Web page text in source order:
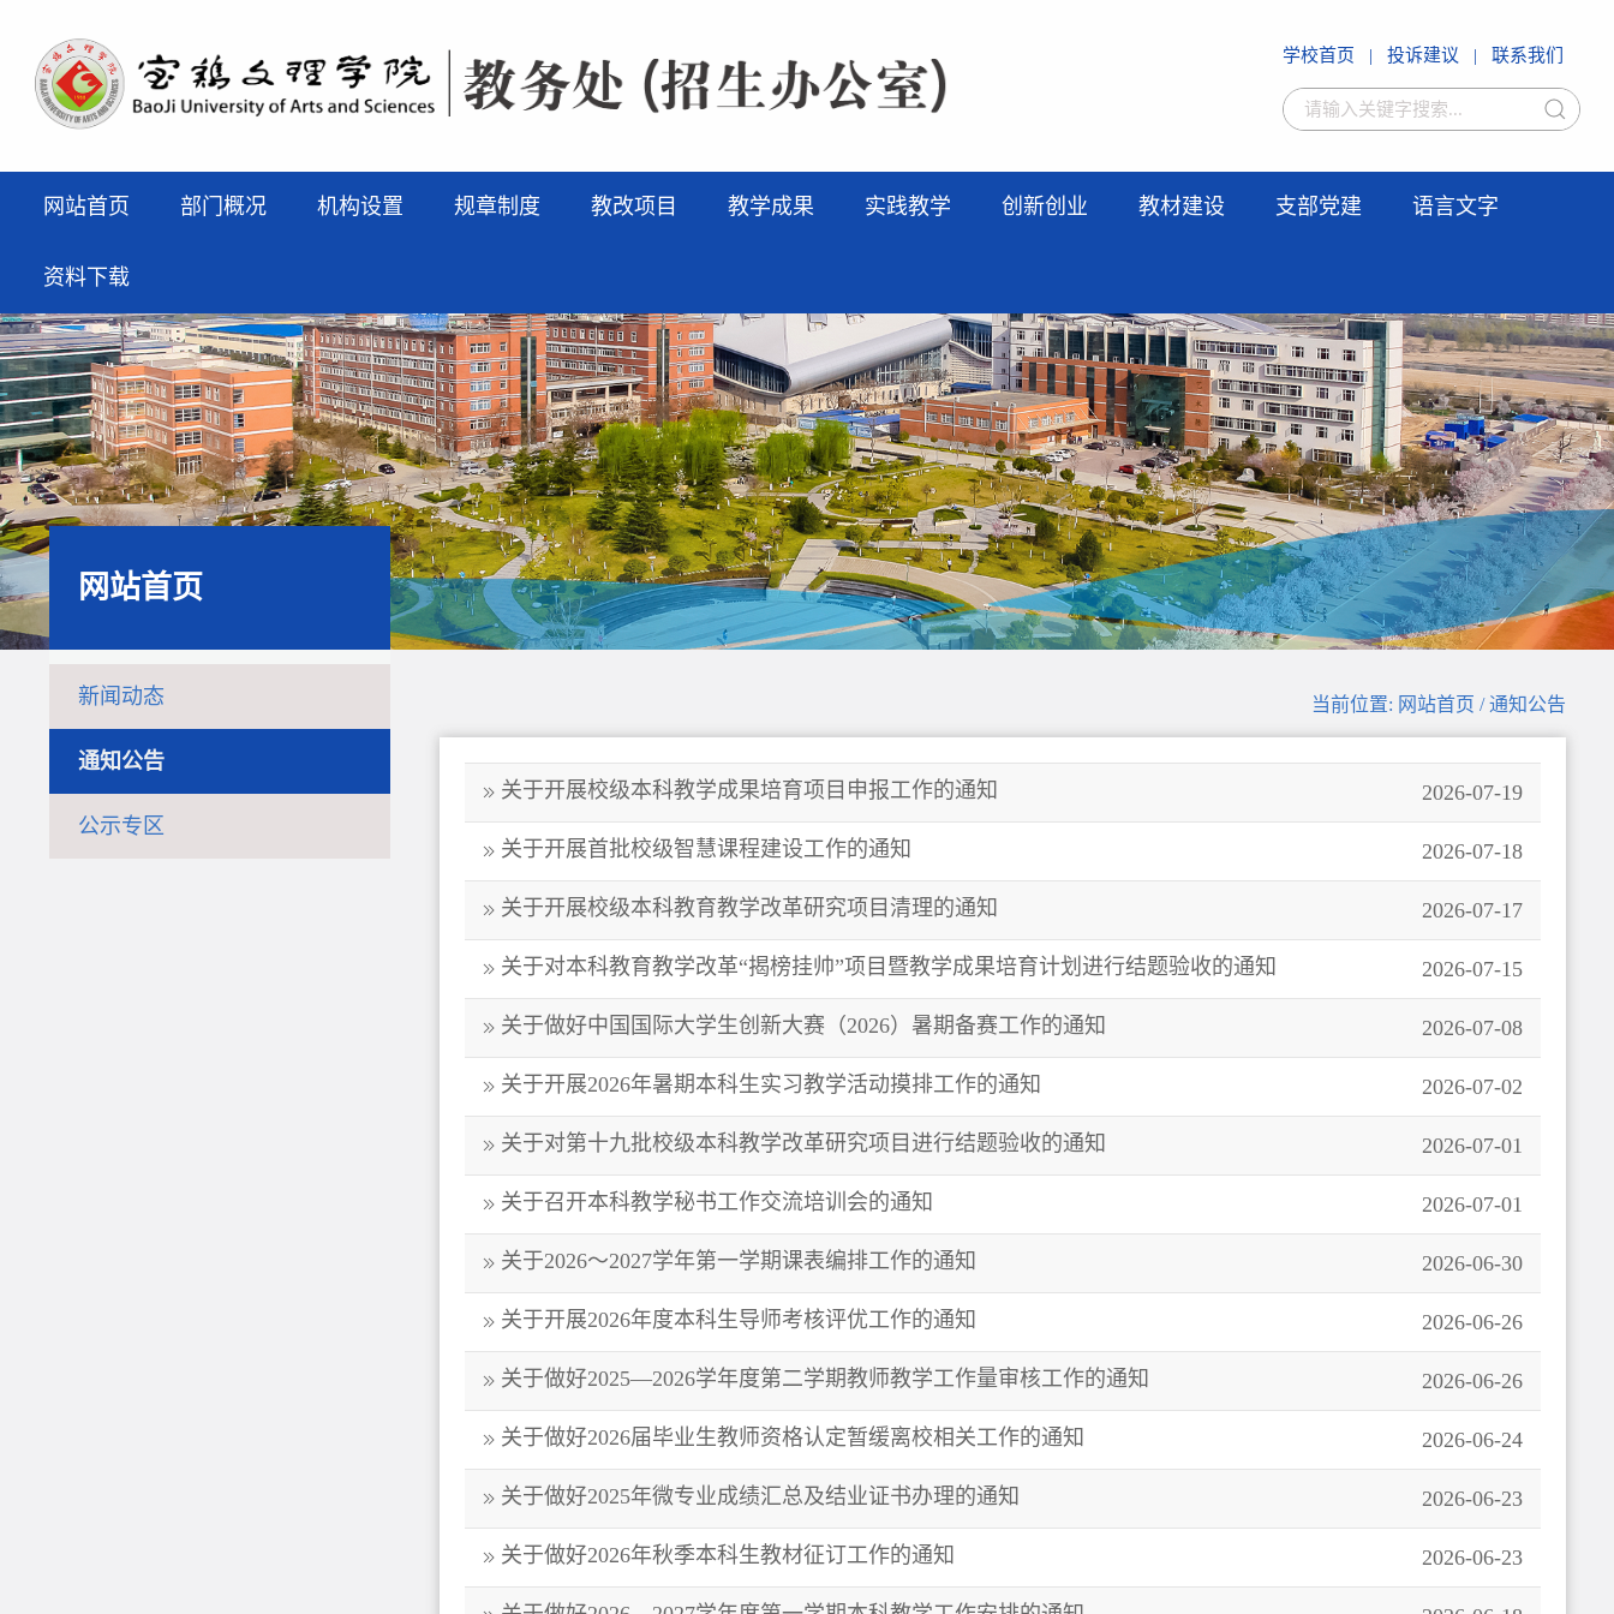
联系我们
|
投诉建议
|
学校首页
网站首页 部门概况 机构设置 规章制度 教改项目 教学成果 实践教学 创新创业 教材建设 支部党建 语言文字
资料下载
网站首页
新闻动态
通知公告
公示专区
当前位置: 网站首页 / 通知公告
关于开展校级本科教学成果培育项目申报工作的通知 2026-07-19
关于开展首批校级智慧课程建设工作的通知 2026-07-18
关于开展校级本科教育教学改革研究项目清理的通知 2026-07-17
关于对本科教育教学改革“揭榜挂帅”项目暨教学成果培育计划进行结题验收的通知 2026-07-15
关于做好中国国际大学生创新大赛（2026）暑期备赛工作的通知 2026-07-08
关于开展2026年暑期本科生实习教学活动摸排工作的通知 2026-07-02
关于对第十九批校级本科教学改革研究项目进行结题验收的通知 2026-07-01
关于召开本科教学秘书工作交流培训会的通知 2026-07-01
关于2026～2027学年第一学期课表编排工作的通知 2026-06-30
关于开展2026年度本科生导师考核评优工作的通知 2026-06-26
关于做好2025—2026学年度第二学期教师教学工作量审核工作的通知 2026-06-26
关于做好2026届毕业生教师资格认定暂缓离校相关工作的通知 2026-06-24
关于做好2025年微专业成绩汇总及结业证书办理的通知 2026-06-23
关于做好2026年秋季本科生教材征订工作的通知 2026-06-23